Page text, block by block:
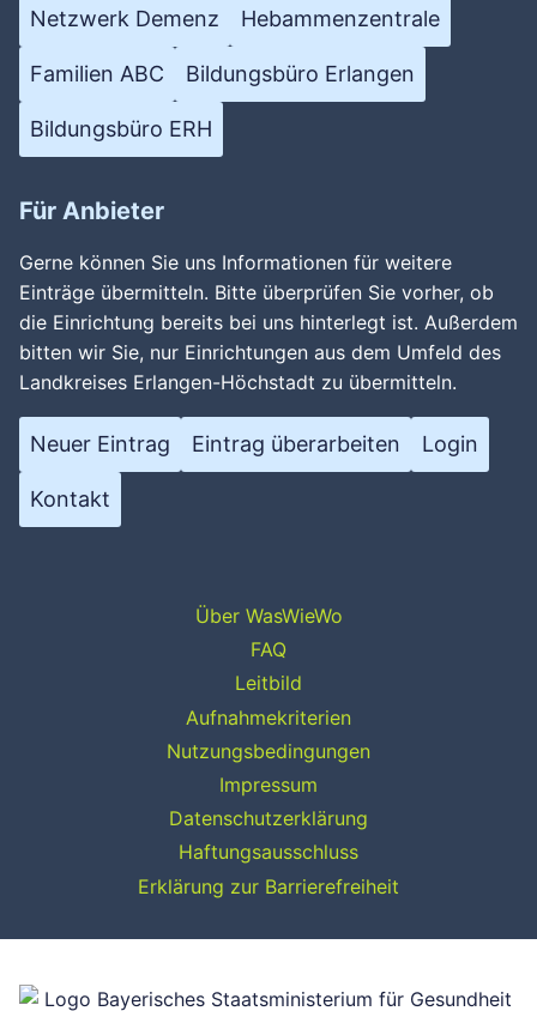
Netzwerk Demenz Hebammenzentrale
Familien ABC Bildungsbüro Erlangen
Bildungsbüro ERH
Für Anbieter
Gerne können Sie uns Informationen für weitere
Einträge übermitteln. Bitte überprüfen Sie vorher, ob
die Einrichtung bereits bei uns hinterlegt ist. Außerdem
bitten wir Sie, nur Einrichtungen aus dem Umfeld des
Landkreises Erlangen-Höchstadt zu übermitteln.
Neuer Eintrag Eintrag überarbeiten Login
Kontakt
Über WasWieWo
FAQ
Leitbild
Aufnahmekriterien
Nutzungsbedingungen
Impressum
Datenschutzerklärung
Haftungsausschluss
Erklärung zur Barrierefreiheit